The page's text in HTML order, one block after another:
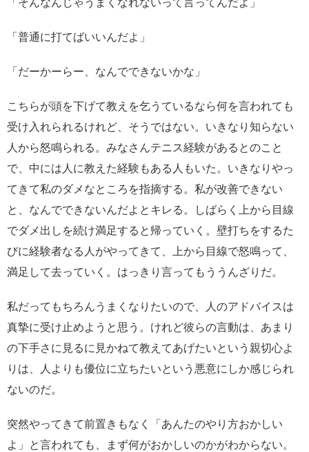
「普通に打てばいいんだよ」
「だーかーらー、なんでできないかな」
こちらが頭を下げて教えを乞うているなら何を言われても
受け入れられるけれど、そうではない。いきなり知らない
人から怒鳴られる。みなさんテニス経験があるとのこと
で、中には人に教えた経験もある人もいた。いきなりやっ
てきて私のダメなところを指摘する。私が改善できない
と、なんでできないんだよとキレる。しばらく上から目線
でダメ出しを続け満足すると帰っていく。壁打ちをするた
びに経験者なる人がやってきて、上から目線で怒鳴って、
満足して去っていく。はっきり言ってもううんざりだ。
私だってもちろんうまくなりたいので、人のアドバイスは
真摯に受け止めようと思う。けれど彼らの言動は、あまり
の下手さに見るに見かねて教えてあげたいという親切心よ
りは、人よりも優位に立ちたいという悪意にしか感じられ
ないのだ。
突然やってきて前置きもなく「あんたのやり方おかしい
よ」と言われても、まず何がおかしいのかがわからない。